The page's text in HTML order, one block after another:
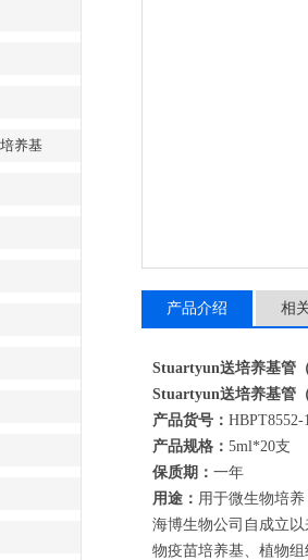
养基
产品介绍 相
Stuartyun送培养基管
Stuartyun送培养基管
产品货号： HBPT8552-
产品规格： 5ml*20支
保质期： 一年
用途： 用于微生物培养
海博生物公司自成立
物疫苗培养基、植物